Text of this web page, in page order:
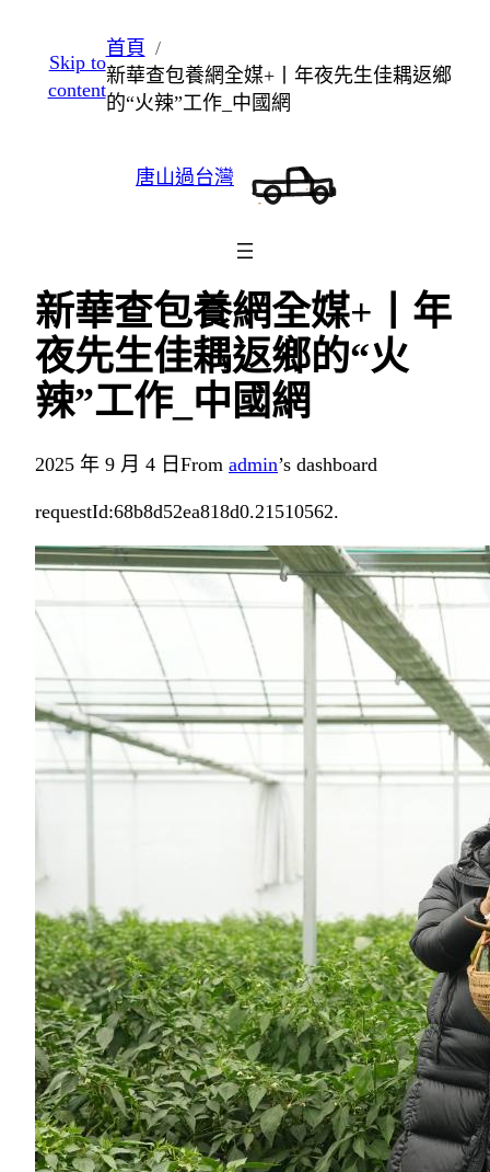
至
主
Skip to
content
首頁
新華查包養網全媒+丨年夜先生佳耦返鄉
的“火辣”工作_中國網
唐山過台灣
新華查包養網全媒+丨年
夜先生佳耦返鄉的“火
辣”工作_中國網
2025 年 9 月 4 日 From admin’s dashboard
requestId:68b8d52ea818d0.21510562.